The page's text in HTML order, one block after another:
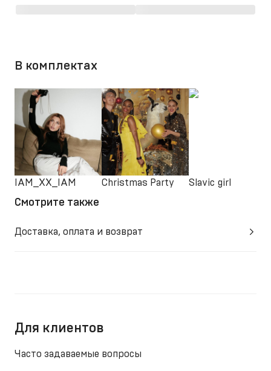
В комплектах
IAM_XX_IAM Christmas Party Slavic girl
Смотрите также
Доставка, оплата и возврат
Для клиентов
Часто задаваемые вопросы